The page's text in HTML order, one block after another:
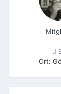
Ort: